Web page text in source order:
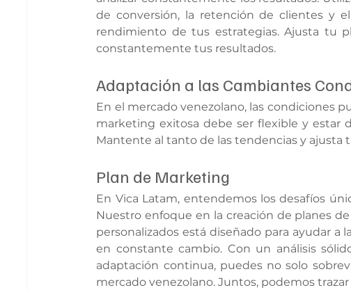
de conversión, la retención de clientes y
rendimiento de tus estrategias. Ajusta tu
constantemente tus resultados.
Adaptación a las Cambiantes
En el mercado venezolano, las condiciones
marketing exitosa debe ser flexible y estar
Mantente al tanto de las tendencias y ajusta
Plan de Marketing
En Vica Latam, entendemos los desafíos
Nuestro enfoque en la creación de planes
personalizados está diseñado para ayudar a
en constante cambio. Con un análisis
adaptación continua, puedes no solo
mercado venezolano. Juntos, podemos